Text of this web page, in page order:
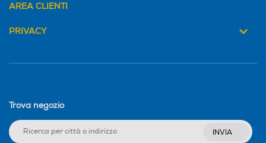
AREA CLIENTI
PRIVACY
Trova negozio
INVIA